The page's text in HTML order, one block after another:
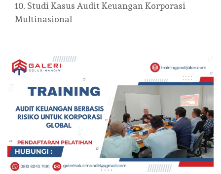
Studi Kasus Audit Keuangan Korporasi
Multinasional